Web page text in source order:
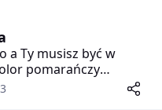
a Ty musisz być w
pomarańczy
i wywoła uśmiech na